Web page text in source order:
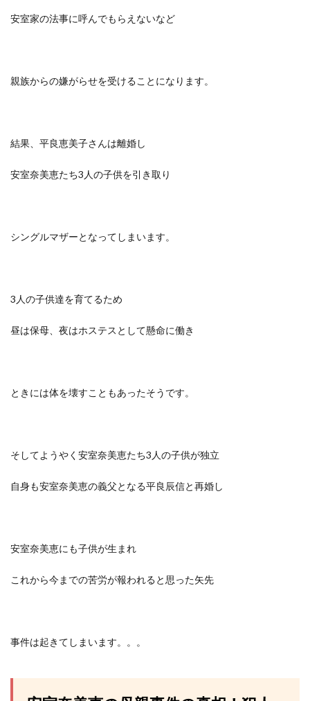
安室家の法事に呼んでもらえないなど
親族からの嫌がらせを受けることになります。
結果、平良恵美子さんは離婚し
安室奈美恵たち3人の子供を引き取り
シングルマザーとなってしまいます。
3人の子供達を育てるため
昼は保母、夜はホステスとして懸命に働き
ときには体を壊すこともあったそうです。
そしてようやく安室奈美恵たち3人の子供が独立
自身も安室奈美恵の義父となる平良辰信と再婚し
安室奈美恵にも子供が生まれ
これから今までの苦労が報われると思った矢先
事件は起きてしまいます。。。